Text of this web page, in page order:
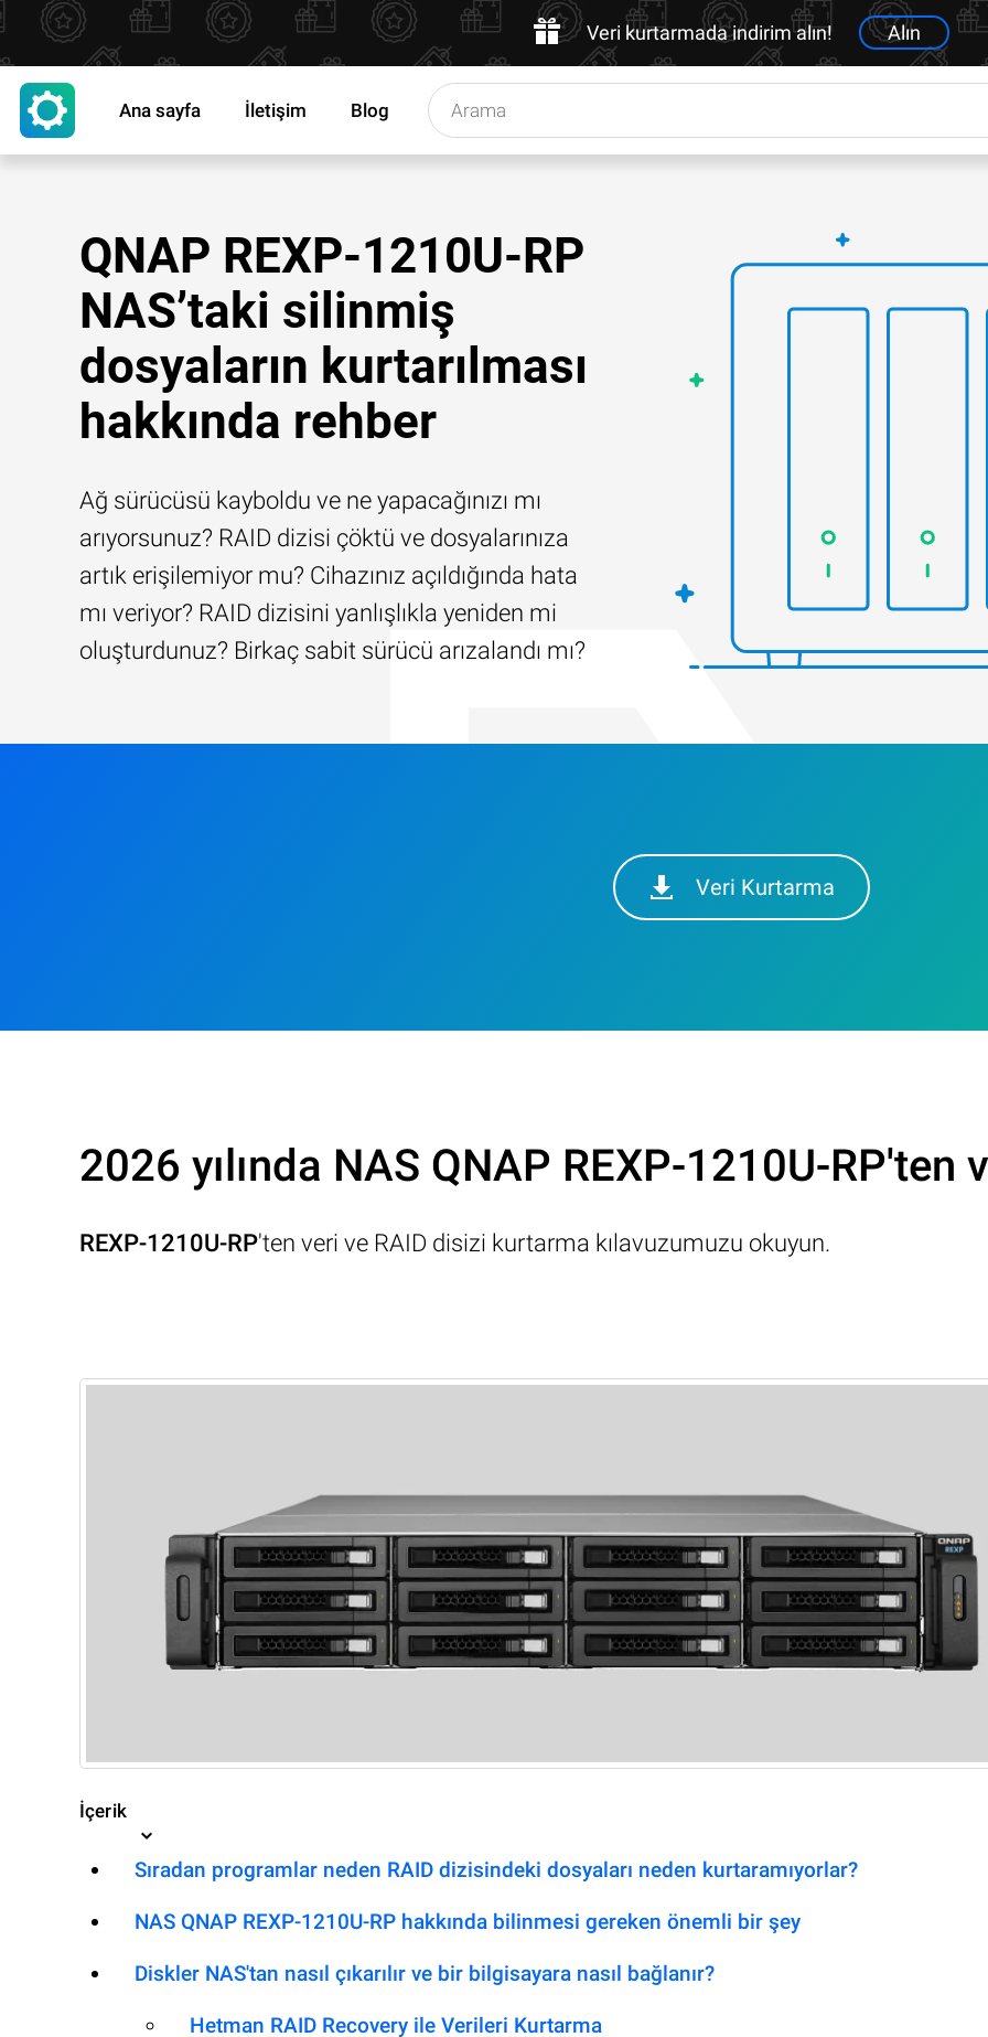
Veri kurtarmada indirim alın! Alın
Ana sayfa İletişim Blog
QNAP REXP-1210U-RP
NAS’taki silinmiş
dosyaların kurtarılması
hakkında rehber
Ağ sürücüsü kayboldu ve ne yapacağınızı mı
arıyorsunuz? RAID dizisi çöktü ve dosyalarınıza
artık erişilemiyor mu? Cihazınız açıldığında hata
mı veriyor? RAID dizisini yanlışlıkla yeniden mi
oluşturdunuz? Birkaç sabit sürücü arızalandı mı?
Veri Kurtarma
2026 yılında NAS QNAP REXP-1210U-RP'ten
REXP-1210U-RP'ten veri ve RAID disizi kurtarma kılavuzumuzu okuyun.
İçerik
Sıradan programlar neden RAID dizisindeki dosyaları neden kurtaramıyorlar?
NAS QNAP REXP-1210U-RP hakkında bilinmesi gereken önemli bir şey
Diskler NAS'tan nasıl çıkarılır ve bir bilgisayara nasıl bağlanır?
Hetman RAID Recovery ile Verileri Kurtarma